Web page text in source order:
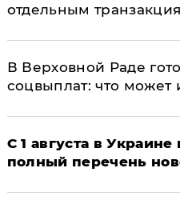
отдельным
В Верховной Раде
соцвыплат: что может
С 1 августа в
полный перечень